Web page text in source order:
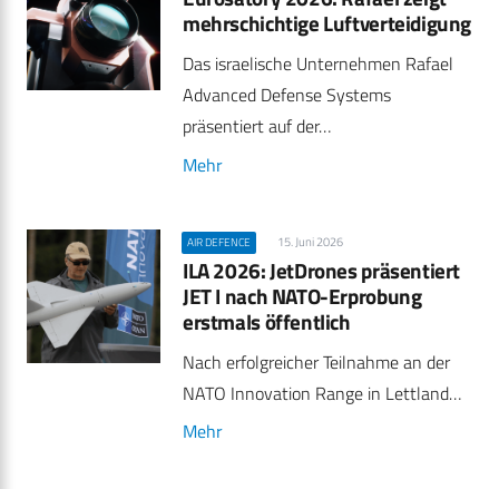
mehrschichtige Luftverteidigung
Das israelische Unternehmen Rafael
Advanced Defense Systems
präsentiert auf der…
Mehr
AIR DEFENCE 15. Juni 2026
ILA 2026: JetDrones präsentiert
JET I nach NATO-Erprobung
erstmals öffentlich
Nach erfolgreicher Teilnahme an der
NATO Innovation Range in Lettland…
Mehr